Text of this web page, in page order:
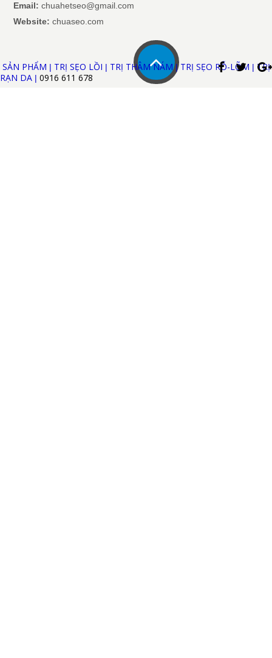
Email:chuahetseo@gmail.com
Website: chuaseo.com
SẢN PHẨM | TRỊ SẸO LỒI | TRỊ THÂM NÁM|TRỊ SẸO RỖ-LÕM | TRỊ
RẠN DA | 0916 611 678